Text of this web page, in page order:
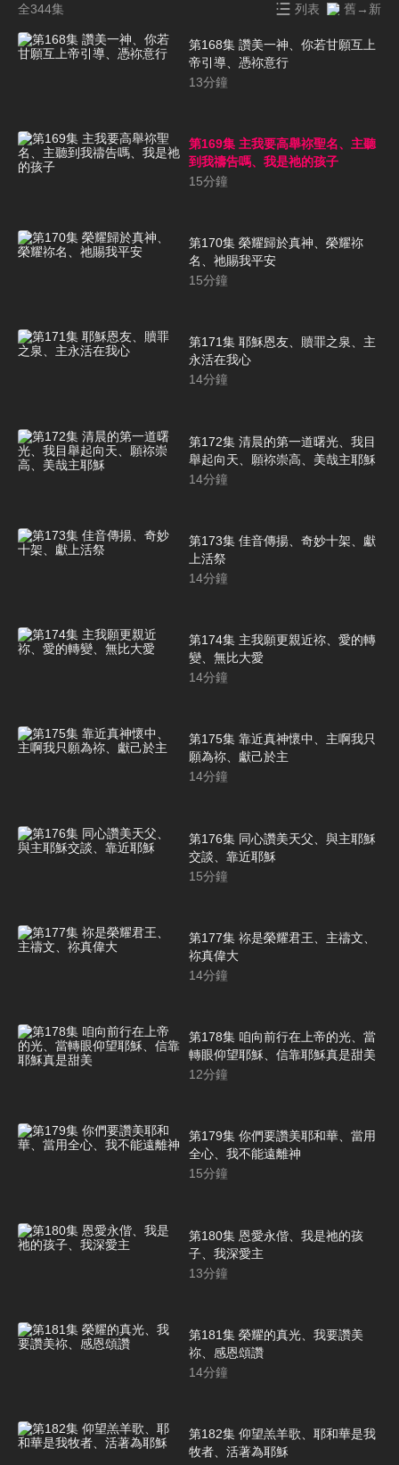
全344集 列表 舊→新
第168集 讚美一神、你若甘願互上
帝引導、憑祢意行
13分鐘
第169集 主我要高舉祢聖名、主聽
到我禱告嗎、我是祂的孩子
15分鐘
第170集 榮耀歸於真神、榮耀祢
名、祂賜我平安
15分鐘
第171集 耶穌恩友、贖罪之泉、主
永活在我心
14分鐘
第172集 清晨的第一道曙光、我目
舉起向天、願祢崇高、美哉主耶穌
14分鐘
第173集 佳音傳揚、奇妙十架、獻
上活祭
14分鐘
第174集 主我願更親近祢、愛的轉
變、無比大愛
14分鐘
第175集 靠近真神懷中、主啊我只
願為祢、獻己於主
14分鐘
第176集 同心讚美天父、與主耶穌
交談、靠近耶穌
15分鐘
第177集 祢是榮耀君王、主禱文、
祢真偉大
14分鐘
第178集 咱向前行在上帝的光、當
轉眼仰望耶穌、信靠耶穌真是甜美
12分鐘
第179集 你們要讚美耶和華、當用
全心、我不能遠離神
15分鐘
第180集 恩愛永偕、我是祂的孩
子、我深愛主
13分鐘
第181集 榮耀的真光、我要讚美
祢、感恩頌讚
14分鐘
第182集 仰望羔羊歌、耶和華是我
牧者、活著為耶穌